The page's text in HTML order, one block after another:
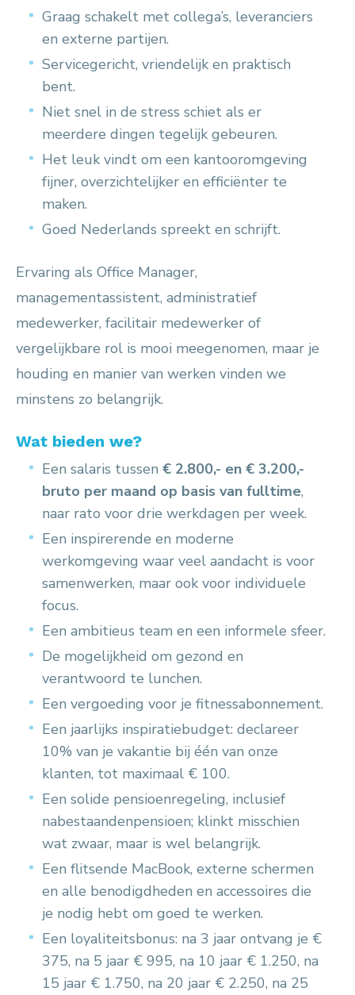
Graag schakelt met collega’s, leveranciers
en externe partijen.
Servicegericht, vriendelijk en praktisch
bent.
Niet snel in de stress schiet als er
meerdere dingen tegelijk gebeuren.
Het leuk vindt om een kantooromgeving
fijner, overzichtelijker en efficiënter te
maken.
Goed Nederlands spreekt en schrijft.
Ervaring als Office Manager,
managementassistent, administratief
medewerker, facilitair medewerker of
vergelijkbare rol is mooi meegenomen, maar je
houding en manier van werken vinden we
minstens zo belangrijk.
Wat bieden we?
Een salaris tussen € 2.800,- en € 3.200,-
bruto per maand op basis van fulltime,
naar rato voor drie werkdagen per week.
Een inspirerende en moderne
werkomgeving waar veel aandacht is voor
samenwerken, maar ook voor individuele
focus.
Een ambitieus team en een informele sfeer.
De mogelijkheid om gezond en
verantwoord te lunchen.
Een vergoeding voor je fitnessabonnement.
Een jaarlijks inspiratiebudget: declareer
10% van je vakantie bij één van onze
klanten, tot maximaal € 100.
Een solide pensioenregeling, inclusief
nabestaandenpensioen; klinkt misschien
wat zwaar, maar is wel belangrijk.
Een flitsende MacBook, externe schermen
en alle benodigdheden en accessoires die
je nodig hebt om goed te werken.
Een loyaliteitsbonus: na 3 jaar ontvang je €
375, na 5 jaar € 995, na 10 jaar € 1.250, na
15 jaar € 1.750, na 20 jaar € 2.250, na 25